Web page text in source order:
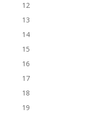
12
13
14
15
16
17
18
19